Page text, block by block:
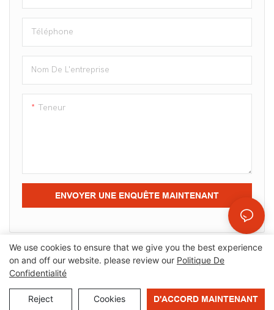
Téléphone
Nom De L'entreprise
Teneur
ENVOYER UNE ENQUÊTE MAINTENANT
de confidentialité
We use cookies to ensure that we give you the best experience
on and off our website. please review our Politique De
Confidentialité
Reject Cookies D'ACCORD MAINTENANT